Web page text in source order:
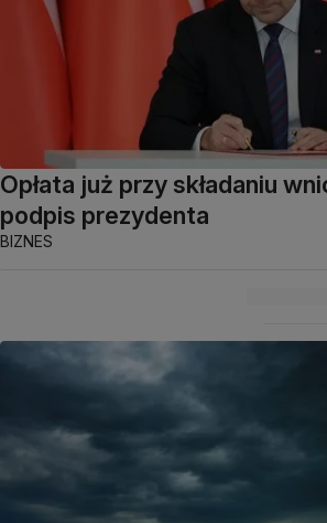
Opłata już przy składaniu
podpis prezydenta
BIZNES